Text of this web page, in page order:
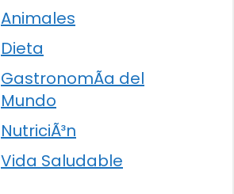
Animales
Dieta
GastronomÃ­a del
Mundo
NutriciÃ³n
Vida Saludable